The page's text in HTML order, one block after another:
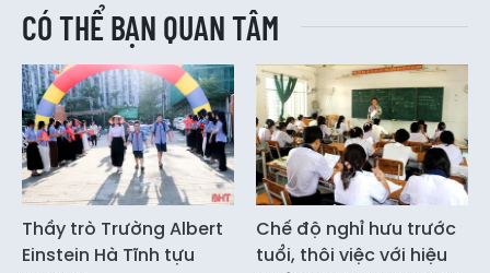
CÓ THỂ BẠN QUAN TÂM
Thầy trò Trường Albert
Einstein Hà Tĩnh tựu
Chế độ nghỉ hưu trước
tuổi, thôi việc với hiệu